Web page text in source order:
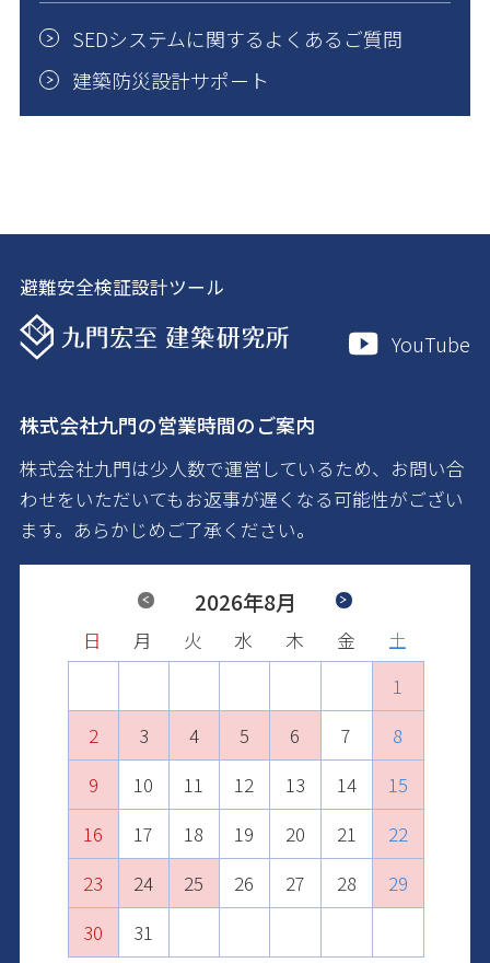
SEDシステムに関するよくあるご質問
建築防災設計サポート
避難安全検証設計ツール
YouTube
株式会社九門の営業時間のご案内
株式会社九門は少人数で運営しているため、お問い合
わせをいただいてもお返事が遅くなる可能性がござい
ます。あらかじめご了承ください。
2026年8月
日 月 火 水 木 金
土
1
2
3 4 5 6 7
8
9
10 11 12 13 14
15
16
17 18 19 20 21
22
23
24 25 26 27 28
29
30
31
日 月 火 水 木 金
土
5
6
7 8 9 10 11
12
13
14 15 16 17 18
19
20
21 22 23 24 25
26
27
28 29 30
日 月 火 水 木 金
土
3
4
5 6 7 8 9
10
11
12 13 14 15 16
17
18
19 20 21 22 23
24
25
26 27 28 29 30 31
日 月 火 水 木 金
土
7
8
9 10 11 12 13
14
15
16 17 18 19 20
21
22
23 24 25 26 27
28
29
30
日 月 火 水 木 金
土
5
6
7 8 9 10 11
12
13
14 15 16 17 18
19
20
21 22 23 24 25
26
27
28 29 30 31
日 月 火 水 木 金
土
2
3
4 5 6 7 8
9
10
11 12 13 14 15
16
17
18 19 20 21 22
23
24
25 26 27 28 29
30
31